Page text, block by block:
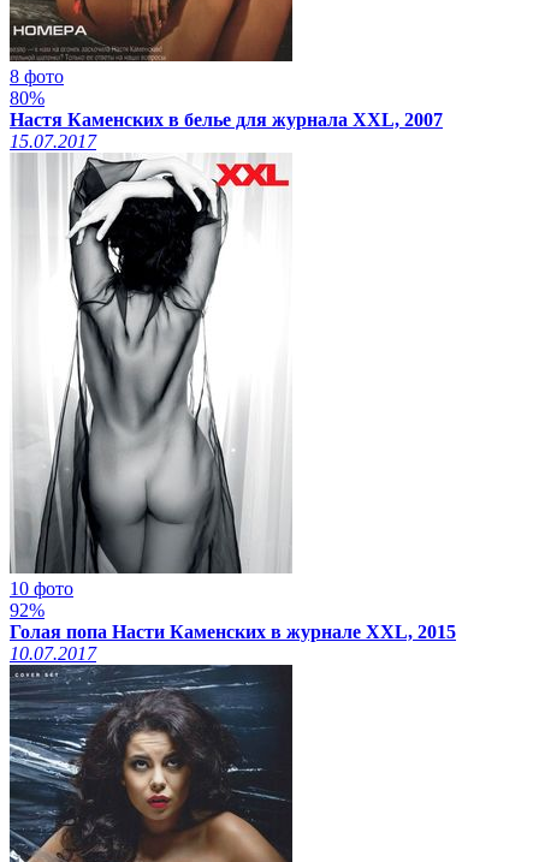
8 фото
80%
Настя Каменских в белье для журнала XXL, 2007
15.07.2017
10 фото
92%
Голая попа Насти Каменских в журнале XXL, 2015
10.07.2017